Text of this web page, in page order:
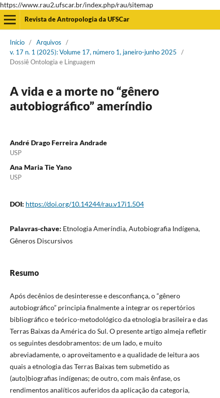
https://www.rau2.ufscar.br/index.php/rau/sitemap
Revista de Antropologia da UFSCar
Início / Arquivos
/
v. 17 n. 1 (2025): Volume 17, número 1, janeiro-junho 2025
/
Dossiê Ontologia e Linguagem
A vida e a morte no “gênero
autobiográfico” ameríndio
André Drago Ferreira Andrade
USP
Ana Maria Tie Yano
USP
DOI: https://doi.org/10.14244/rau.v17i1.504
Palavras-chave: Etnologia Ameríndia, Autobiografia Indígena,
Gêneros Discursivos
Resumo
Após decênios de desinteresse e desconfiança, o “gênero
autobiográfico” principia finalmente a integrar os repertórios
bibliográfico e teórico-metodológico da etnologia brasileira e das
Terras Baixas da América do Sul. O presente artigo almeja refletir
os seguintes desdobramentos: de um lado, e muito
abreviadamente, o aproveitamento e a qualidade de leitura aos
quais a etnologia das Terras Baixas tem submetido as
(auto)biografias indígenas; de outro, com mais ênfase, os
rendimentos analíticos auferidos da aplicação da categoria,